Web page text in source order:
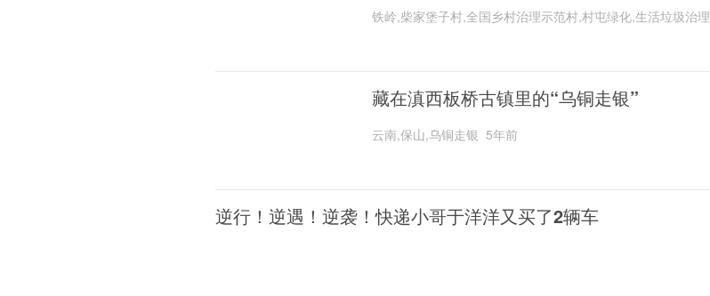
铁岭,柴家堡子村,全国乡村治理示范村,村屯绿化,生活垃圾治理
藏在滇西板桥古镇里的“乌铜走银”
云南,保山,乌铜走银 5年前
逆行！逆遇！逆袭！快递小哥于洋洋又买了2辆车